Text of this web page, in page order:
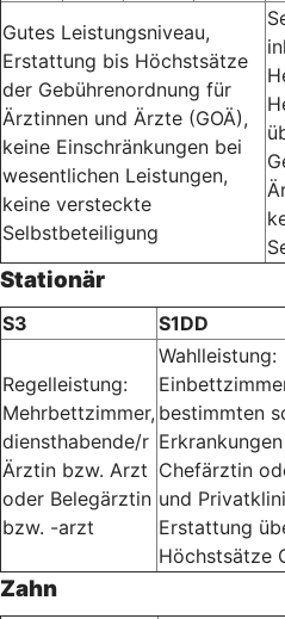
Gutes Leistungsniveau,
Erstattung bis Höchstsätze
der Gebührenordnung für
Ärztinnen und Ärzte (GOÄ),
keine Einschränkungen bei
wesentlichen Leistungen,
keine versteckte
Selbstbeteiligung
Stationär
S3 S1DD
Regelleistung:
Mehrbettzimmer,
diensthabende/r
Ärztin bzw. Arzt
oder Belegärztin
bzw. -arzt
Wahlleistung:
bestimmten
Erkrankungen
Chefärztin
und
Erstattung
Höchstsätze
Zahn